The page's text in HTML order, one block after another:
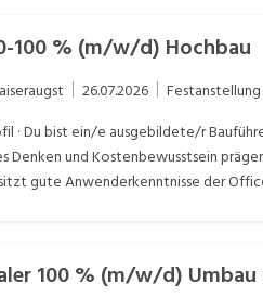
100 % (m/w/d) Hochbau
26.07.2026 Festanstellung
· Du bist ein/e ausgebildete/r
Denken und Kostenbewusstsein
gute Anwenderkenntnisse der
100 % (m/w/d) Umbau